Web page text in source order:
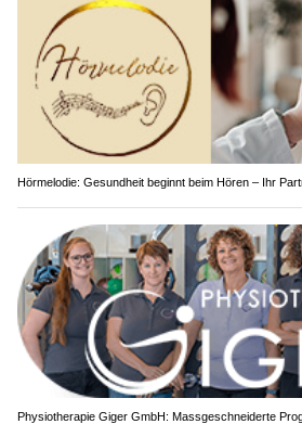
Hörmelodie: Gesundheit beginnt beim Hören – Ihr
Physiotherapie Giger GmbH: Massgeschneiderte